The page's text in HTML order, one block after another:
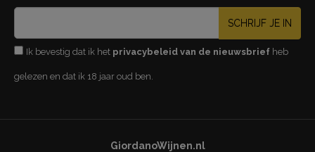
SCHRIJF JE IN
Ik bevestig dat ik het privacybeleid van de nieuwsbrief heb
gelezen en dat ik 18 jaar oud ben.
GiordanoWijnen.nl